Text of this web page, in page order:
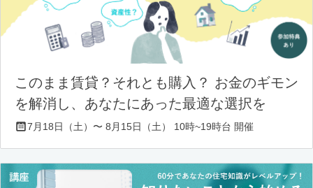
このまま賃貸？それとも購入？ お金のギモン
を解消し、あなたにあった最適な選択を
7月18日（土）〜 8月15日（土） 10時~19時台 開催